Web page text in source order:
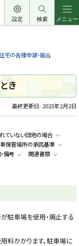
設定 検索 メニュー
宅の各種申請・届出
き
最終更新日: 2023年2月2日
ていない団地の場合
保管場所の承諾基準
備考
関連書類
駐車場を使用・廃止する
料かかります。駐車場に